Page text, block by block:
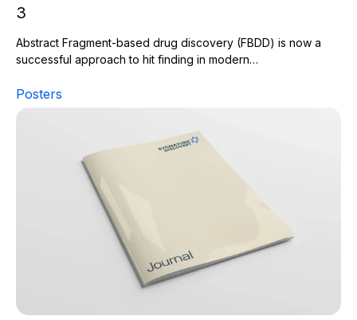
3
Abstract Fragment-based drug discovery (FBDD) is now a
successful approach to hit finding in modern…
Posters
A combinatorial biophysical approach; FTSA and SPR